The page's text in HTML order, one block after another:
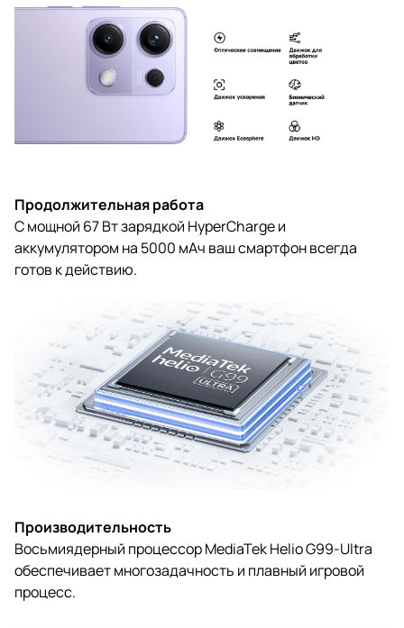
Продолжительная работа
С мощной 67 Вт зарядкой HyperCharge и
аккумулятором на 5000 мАч ваш смартфон всегда
готов к действию.
Производительность
Восьмиядерный процессор MediaTek Helio G99-Ultra
обеспечивает многозадачность и плавный игровой
процесс.